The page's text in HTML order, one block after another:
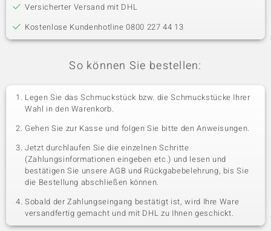
Versicherter Versand mit DHL
Kostenlose Kundenhotline 0800 227 44 13
So können Sie bestellen:
Legen Sie das Schmuckstück bzw. die Schmuckstücke Ihrer
Wahl in den Warenkorb.
Gehen Sie zur Kasse und folgen Sie bitte den Anweisungen.
Jetzt durchlaufen Sie die einzelnen Schritte
(Zahlungsinformationen eingeben etc.) und lesen und
bestätigen Sie unsere AGB und Rückgabebelehrung, bis Sie
die Bestellung abschließen können.
Sobald der Zahlungseingang bestätigt ist, wird Ihre Ware
versandfertig gemacht und mit DHL zu Ihnen geschickt.